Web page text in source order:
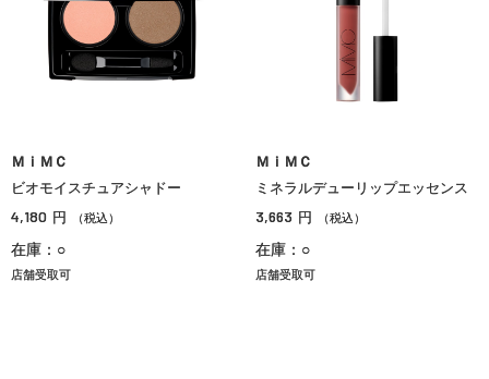
ＭｉＭＣ
ビオモイスチュアシャドー
4,180 円 （税込）
在庫：○
店舗受取可
ＭｉＭＣ
ミネラルデューリップエッセンス
3,663 円 （税込）
在庫：○
店舗受取可